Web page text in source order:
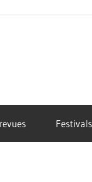
Festivals